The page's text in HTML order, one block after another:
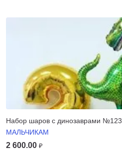
Набор шаров с динозаврами №123
МАЛЬЧИКАМ
2 600.00 ₽